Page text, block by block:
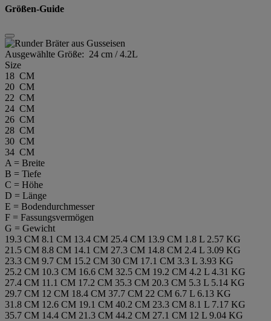
Größen-Guide
Ausgewählte Größe: 24 cm / 4.2L
Size
18 CM
20 CM
22 CM
24 CM
26 CM
28 CM
30 CM
34 CM
A = Breite
B = Tiefe
C = Höhe
D = Länge
E = Bodendurchmesser
F = Fassungsvermögen
G = Gewicht
19.3 CM 8.1 CM 13.4 CM 25.4 CM 13.9 CM 1.8 L 2.57 KG
21.5 CM 8.8 CM 14.1 CM 27.3 CM 14.8 CM 2.4 L 3.09 KG
23.3 CM 9.7 CM 15.2 CM 30 CM 17.1 CM 3.3 L 3.93 KG
25.2 CM 10.3 CM 16.6 CM 32.5 CM 19.2 CM 4.2 L 4.31 KG
27.4 CM 11.1 CM 17.2 CM 35.3 CM 20.3 CM 5.3 L 5.14 KG
29.7 CM 12 CM 18.4 CM 37.7 CM 22 CM 6.7 L 6.13 KG
31.8 CM 12.6 CM 19.1 CM 40.2 CM 23.3 CM 8.1 L 7.17 KG
35.7 CM 14.4 CM 21.3 CM 44.2 CM 27.1 CM 12 L 9.04 KG